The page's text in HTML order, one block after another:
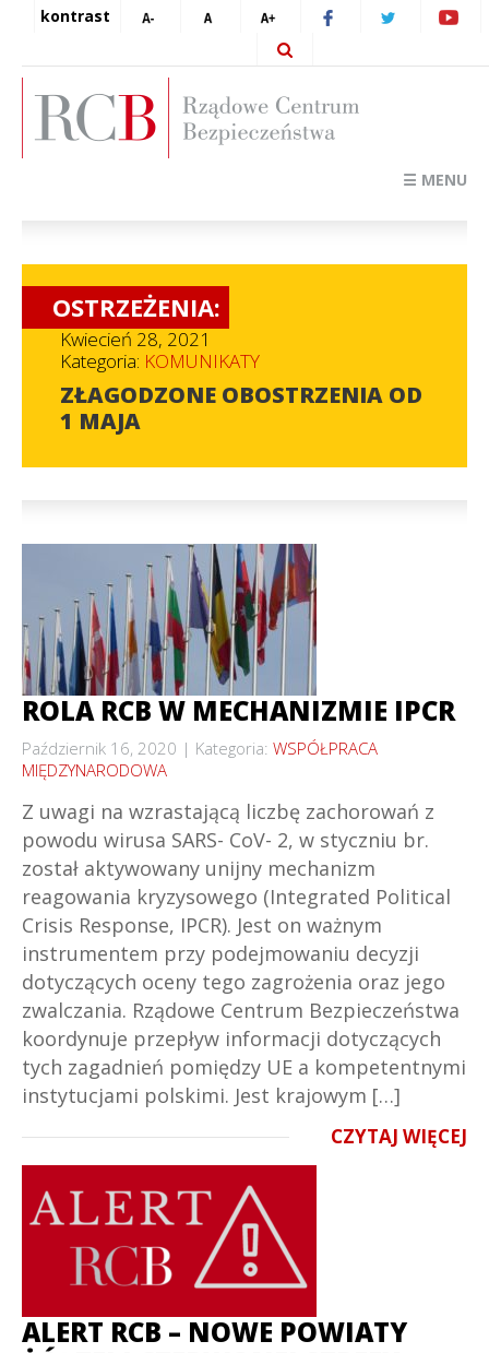
kontrast
☰ MENU
OSTRZEŻENIA:
Kwiecień 28, 2021
Kategoria: KOMUNIKATY
ZŁAGODZONE OBOSTRZENIA OD
1 MAJA
ROLA RCB W MECHANIZMIE IPCR
Październik 16, 2020 Kategoria: WSPÓŁPRACA
MIĘDZYNARODOWA
Z uwagi na wzrastającą liczbę zachorowań z
powodu wirusa SARS- CoV- 2, w styczniu br.
został aktywowany unijny mechanizm
reagowania kryzysowego (Integrated Political
Crisis Response, IPCR). Jest on ważnym
instrumentem przy podejmowaniu decyzji
dotyczących oceny tego zagrożenia oraz jego
zwalczania. Rządowe Centrum Bezpieczeństwa
koordynuje przepływ informacji dotyczących
tych zagadnień pomiędzy UE a kompetentnymi
instytucjami polskimi. Jest krajowym […]
CZYTAJ WIĘCEJ
ALERT RCB – NOWE POWIATY